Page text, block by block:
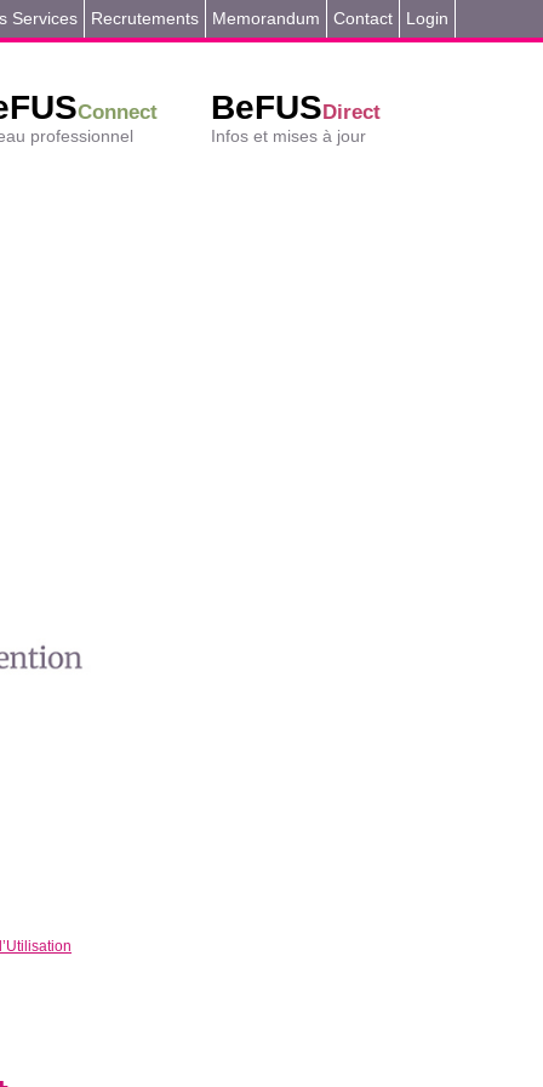
Services Recrutements Memorandum Contact Login
Connect
professionnel
BeFUS Direct
Infos et mises à jour